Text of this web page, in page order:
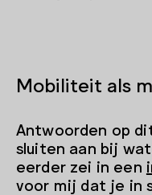
Mobiliteit als
Antwoorden op
sluiten aan bij
eerder zei in een
voor mij dat je in